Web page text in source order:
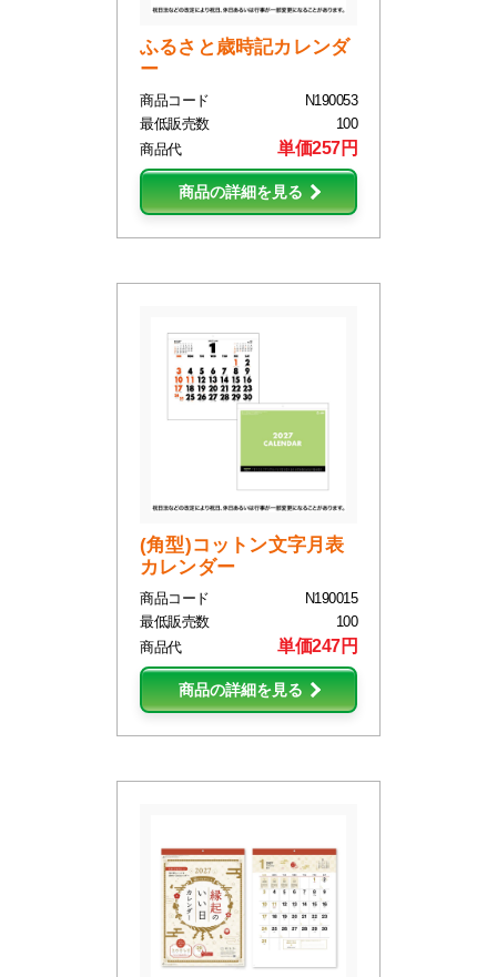
ふるさと歳時記カレンダ
ー
商品コード
N190053
最低販売数
100
商品代
単価257円
商品の詳細を見る
(角型)コットン文字月表
カレンダー
商品コード
N190015
最低販売数
100
商品代
単価247円
商品の詳細を見る